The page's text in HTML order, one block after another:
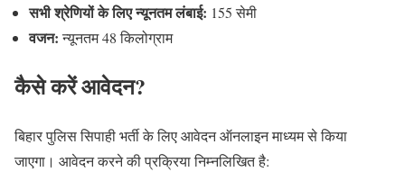
सभी श्रेणियों के लिए न्यूनतम लंबाई: 155 सेमी
वजन:न्यूनतम 48 किलोग्राम
कैसे करें आवेदन?
बिहार पुलिस सिपाही भर्ती के लिए आवेदन ऑनलाइन माध्यम से किया
जाएगा। आवेदन करने की प्रक्रिया निम्नलिखित है: